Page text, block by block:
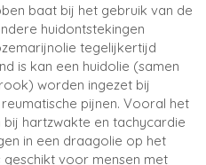
baat bij het gebruik van de
huidontstekingen
tegelijkertijd
is kan een huidolie (samen
worden ingezet bij
pijnen. Vooral het
hartzwakte en tachycardie
in een draagolie op het
voor mensen met